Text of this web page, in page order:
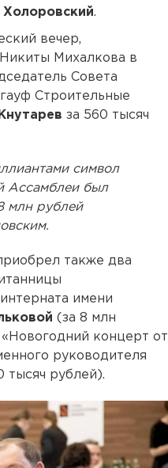
Холоровский.
вечер,
Михалкова в
Совета
Строительные
за 560 тысяч
символ
Ассамблеи был
млн рублей
также два
имени
(за 8 млн
концерт от
руководителя
тысяч рублей).